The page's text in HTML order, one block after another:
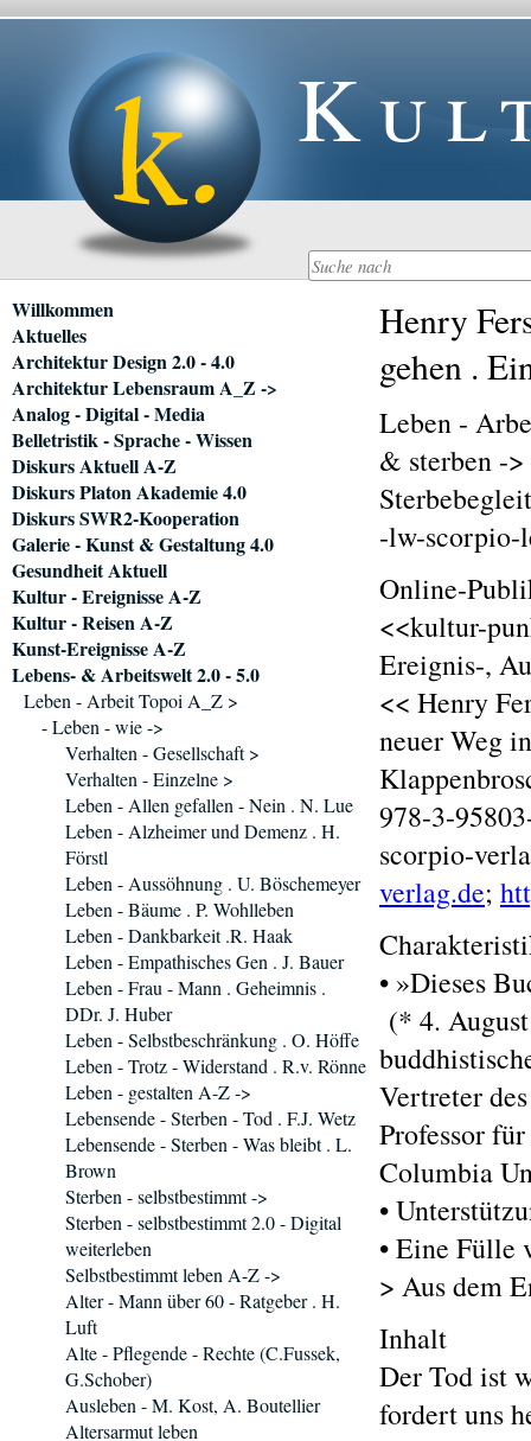
Henry
gehen .
Leben -
& sterben ->
-lw-scorpio-
Online-
<<kultur-
Ereignis-,
<< Henry
neuer Weg
978-3-
scorpio-
verlag.de;
• »Dieses
(* 4.
Vertreter
Professor
Columbia
•
• Eine Fülle
> Aus dem
Inhalt
Der Tod ist
fordert uns
Navigation
überspringen
Willkommen
Aktuelles
Architektur Design 2.0 - 4.0
Architektur Lebensraum A_Z ->
Analog - Digital - Media
Belletristik - Sprache - Wissen
Diskurs Aktuell A-Z
Diskurs Platon Akademie 4.0
Diskurs SWR2-Kooperation
Galerie - Kunst & Gestaltung 4.0
Gesundheit Aktuell
Kultur - Ereignisse A-Z
Kultur - Reisen A-Z
Kunst-Ereignisse A-Z
Lebens- & Arbeitswelt 2.0 - 5.0
Leben - Arbeit Topoi A_Z >
- Leben - wie ->
Verhalten - Gesellschaft >
Verhalten - Einzelne >
Leben - Allen gefallen - Nein . N. Lue
Leben - Alzheimer und Demenz . H.
Förstl
Leben - Aussöhnung . U. Böschemeyer
Leben - Bäume . P. Wohlleben
Leben - Dankbarkeit .R. Haak
Leben - Empathisches Gen . J. Bauer
Leben - Frau - Mann . Geheimnis .
DDr. J. Huber
Leben - Selbstbeschränkung . O. Höffe
Leben - Trotz - Widerstand . R.v. Rönne
Leben - gestalten A-Z ->
Lebensende - Sterben - Tod . F.J. Wetz
Lebensende - Sterben - Was bleibt . L.
Brown
Sterben - selbstbestimmt ->
Sterben - selbstbestimmt 2.0 - Digital
weiterleben
Selbstbestimmt leben A-Z ->
Alter - Mann über 60 - Ratgeber . H.
Luft
Alte - Pflegende - Rechte (C.Fussek,
G.Schober)
Ausleben - M. Kost, A. Boutellier
Altersarmut leben